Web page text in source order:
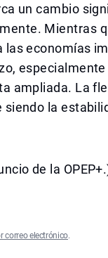
un cambio
Mientras
economías
especialmente
ampliada. La
la
de la
correo electrónico.